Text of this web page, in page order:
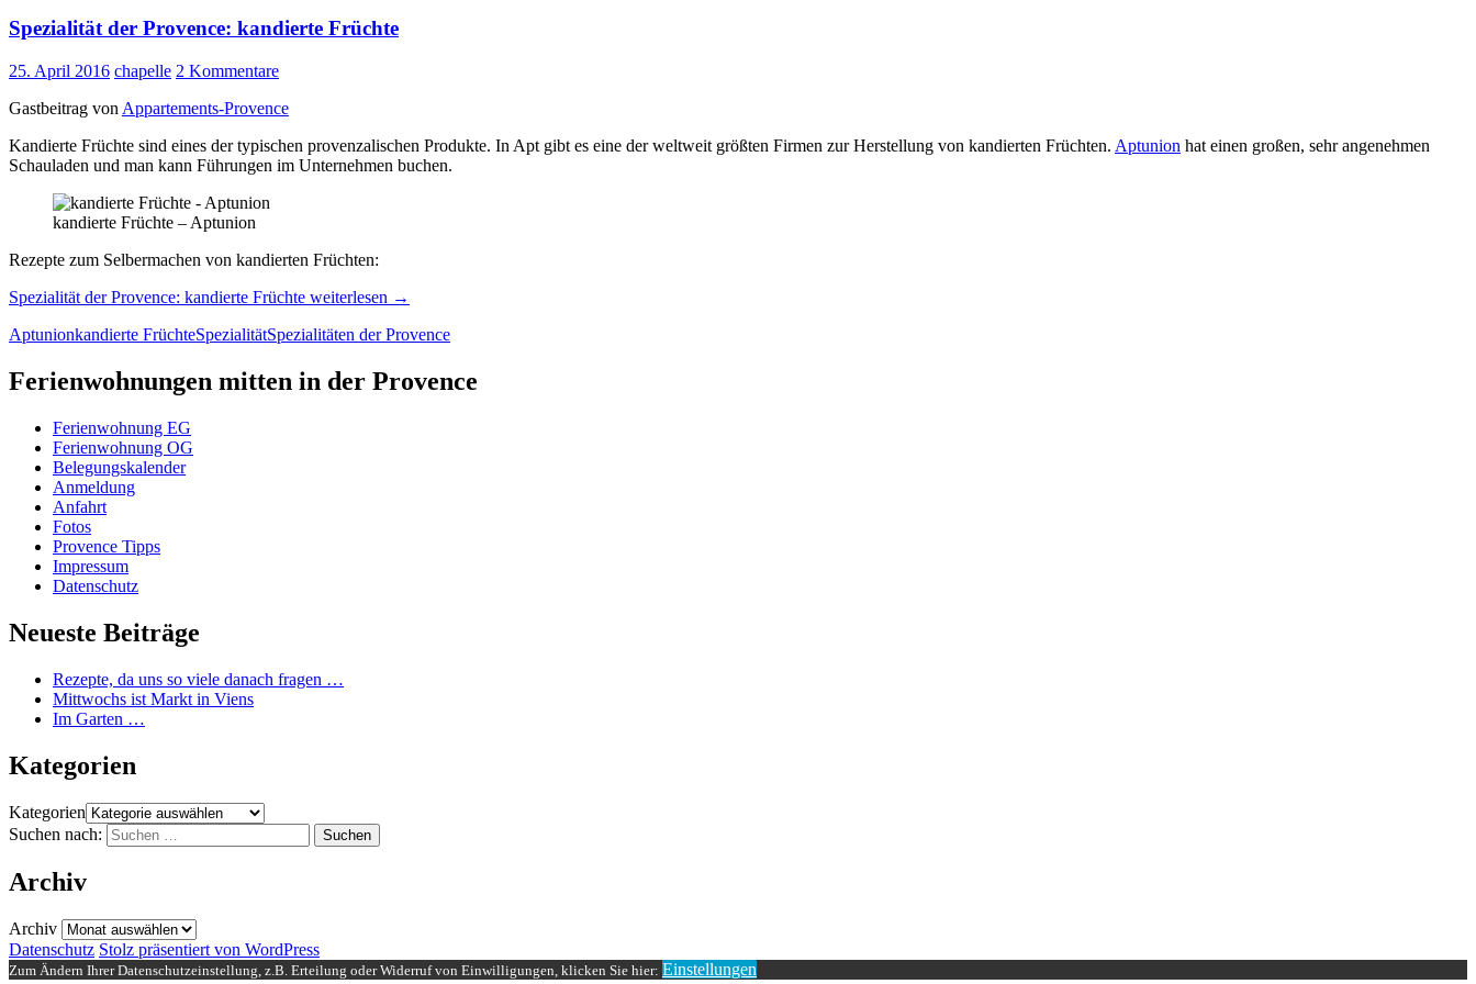
Spezialität der Provence: kandierte Früchte
25. April 2016 chapelle 2 Kommentare
Gastbeitrag von Appartements-Provence
Kandierte Früchte sind eines der typischen provenzalischen Produkte. In Apt gibt es eine der weltweit größten Firmen zur Herstellung von kandierten Früchten. Aptunion hat einen großen, sehr angenehmen
Schauladen und man kann Führungen im Unternehmen buchen.
kandierte Früchte – Aptunion
Rezepte zum Selbermachen von kandierten Früchten:
Spezialität der Provence: kandierte Früchte weiterlesen →
Aptunionkandierte FrüchteSpezialitätSpezialitäten der Provence
Ferienwohnungen mitten in der Provence
Ferienwohnung EG
Ferienwohnung OG
Belegungskalender
Anmeldung
Anfahrt
Fotos
Provence Tipps
Impressum
Datenschutz
Neueste Beiträge
Rezepte, da uns so viele danach fragen …
Mittwochs ist Markt in Viens
Im Garten …
Kategorien
Kategorien
Suchen nach:
Archiv
Archiv
Datenschutz Stolz präsentiert von WordPress
Zum Ändern Ihrer Datenschutzeinstellung, z.B. Erteilung oder Widerruf von Einwilligungen, klicken Sie hier: Einstellungen